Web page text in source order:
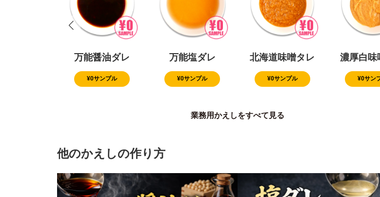
万能醤油ダレ
¥0サンプル
万能塩ダレ
¥0サンプル
北海道味噌タレ
¥0サンプル
濃厚白味
¥0サン
業務用かえしをすべて見る
他のかえしの作り方